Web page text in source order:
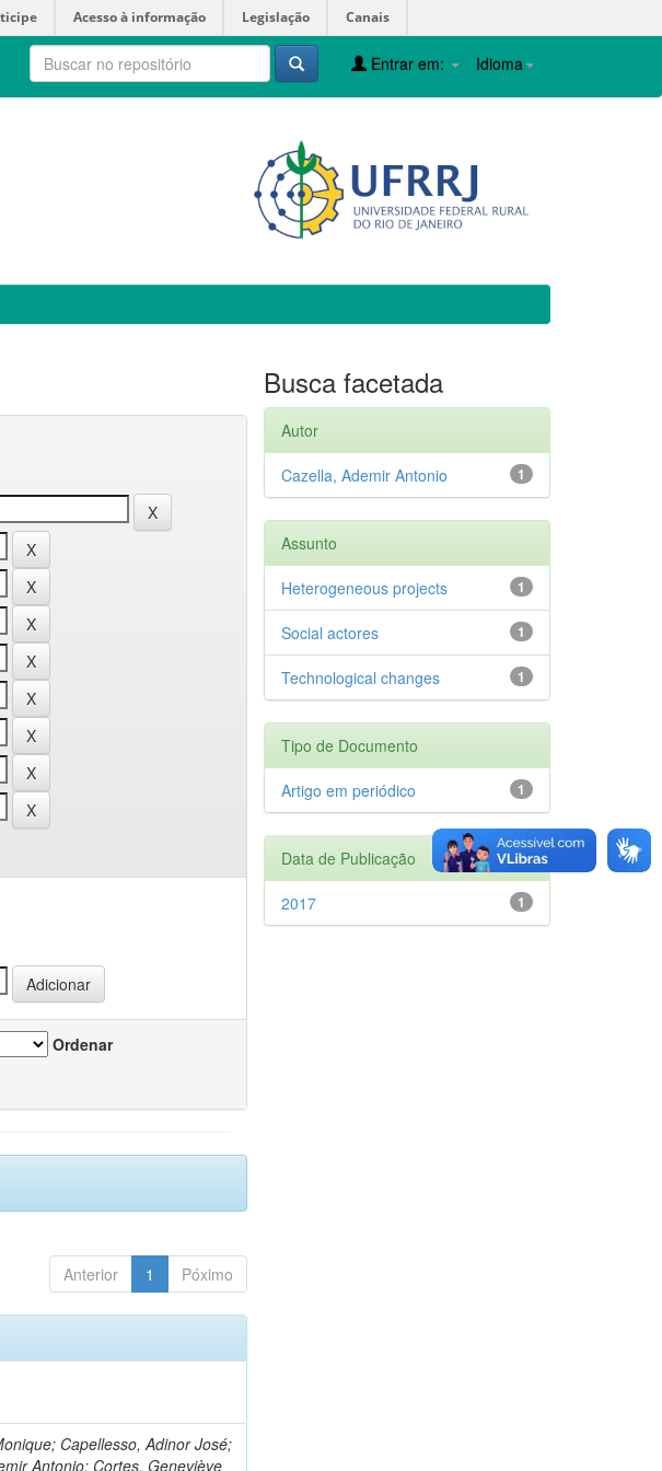
Acesso à informação Legislação Canais
Idioma
Entrar em:
Ordenar
Anterior 1 Póximo
Capellesso, Adinor José;
Antonio; Cortes, Geneviève
Busca facetada
Autor
1
Cazella, Ademir Antonio
Assunto
1
Heterogeneous projects
1
Social actores
1
Technological changes
Tipo de Documento
1
Artigo em periódico
Data de Publicação
1
2017